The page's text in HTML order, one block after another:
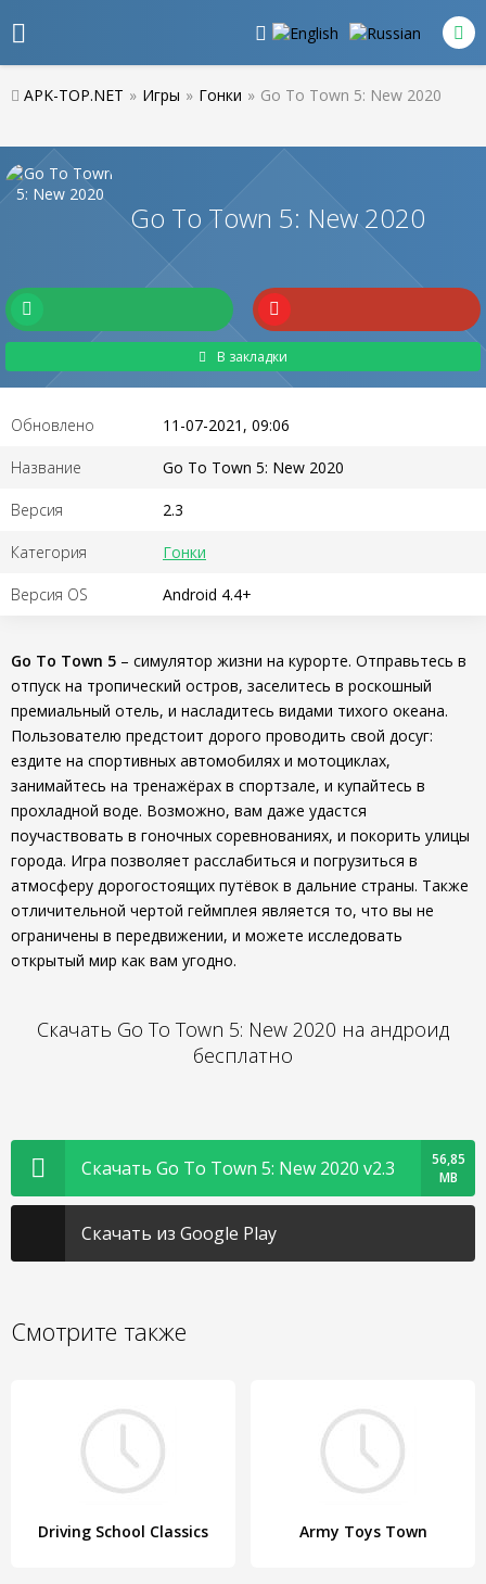
APK-TOP.NET » Игры » Гонки » Go To Town 5: New 2020
Go To Town 5: New 2020
В закладки
Обновлено 11-07-2021, 09:06
Название Go To Town 5: New 2020
Версия 2.3
Категория Гонки
Версия OS Android 4.4+
Go To Town 5 – симулятор жизни на курорте. Отправьтесь в
отпуск на тропический остров, заселитесь в роскошный
премиальный отель, и насладитесь видами тихого океана.
Пользователю предстоит дорого проводить свой досуг:
ездите на спортивных автомобилях и мотоциклах,
занимайтесь на тренажёрах в спортзале, и купайтесь в
прохладной воде. Возможно, вам даже удастся
поучаствовать в гоночных соревнованиях, и покорить улицы
города. Игра позволяет расслабиться и погрузиться в
атмосферу дорогостоящих путёвок в дальние страны. Также
отличительной чертой геймплея является то, что вы не
ограничены в передвижении, и можете исследовать
открытый мир как вам угодно.
Скачать Go To Town 5: New 2020 на андроид
бесплатно
Скачать Go To Town 5: New 2020 v2.3
56,85
MB
Скачать из Google Play
Смотрите также
Driving School Classics Army Toys Town